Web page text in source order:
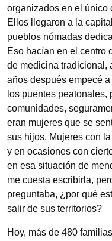
organizados en el único
Ellos llegaron a la
pueblos nómadas
Eso hacían en el centro
de medicina tradicional,
años después empecé
los puentes peatonales,
comunidades,
eran mujeres que se
sus hijos. Mujeres con
y en ocasiones con
en esa situación de
me cuesta escribirla,
preguntaba, ¿por qué
salir de sus territorios?
Hoy, más de 480